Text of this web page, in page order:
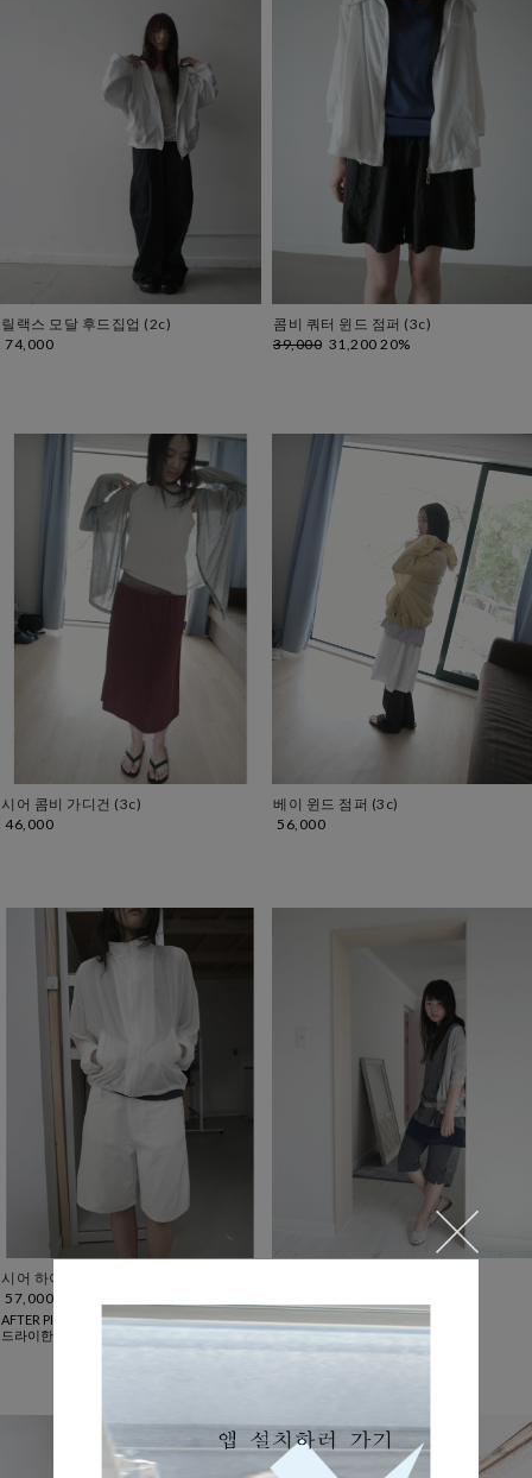
릴랙스 모달 후드집업 (2c)
74,000
콤비 쿼터 윈드 점퍼 (3c)
39,000 31,200 20%
시어 콤비 가디건 (3c)
46,000
베이 윈드 점퍼 (3c)
56,000
시어 하이넥 집업 (2c)
57,000
AFTER PICK
드라이한 터치감
sush℃